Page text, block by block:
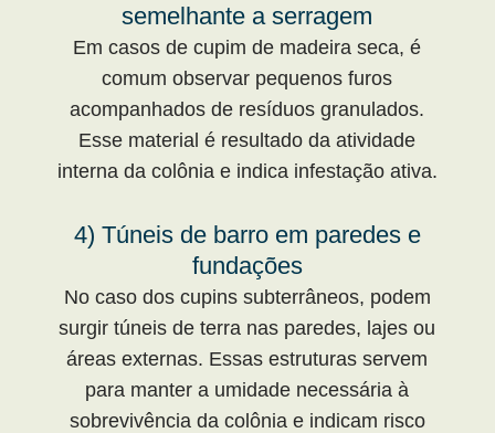
semelhante a serragem
Em casos de cupim de madeira seca, é
comum observar pequenos furos
acompanhados de resíduos granulados.
Esse material é resultado da atividade
interna da colônia e indica infestação ativa.
4) Túneis de barro em paredes e
fundações
No caso dos cupins subterrâneos, podem
surgir túneis de terra nas paredes, lajes ou
áreas externas. Essas estruturas servem
para manter a umidade necessária à
sobrevivência da colônia e indicam risco